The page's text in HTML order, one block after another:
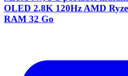
OLED 2.8K 120Hz AMD
RAM 32 Go